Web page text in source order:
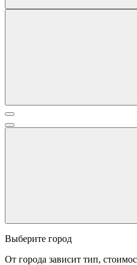
Выберите город
От города зависит тип,